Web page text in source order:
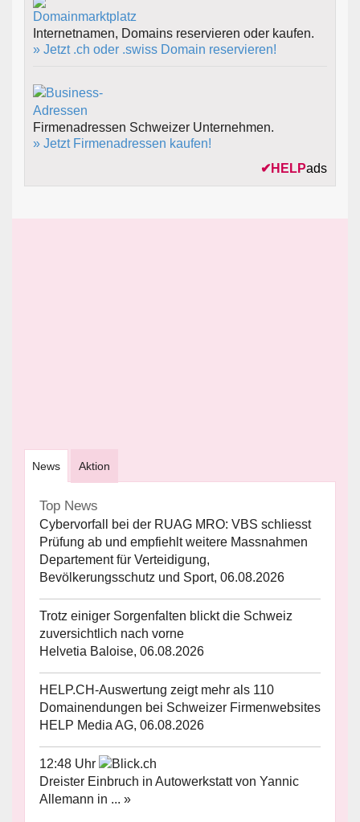
Internetnamen, Domains reservieren oder kaufen.
» Jetzt .ch oder .swiss Domain reservieren!
Firmenadressen Schweizer Unternehmen.
» Jetzt Firmenadressen kaufen!
✔ HELPads
News Aktion
Top News
Cybervorfall bei der RUAG MRO: VBS schliesst
Prüfung ab und empfiehlt weitere Massnahmen
Departement für Verteidigung,
Bevölkerungsschutz und Sport, 06.08.2026
Trotz einiger Sorgenfalten blickt die Schweiz
zuversichtlich nach vorne
Helvetia Baloise, 06.08.2026
HELP.CH-Auswertung zeigt mehr als 110
Domainendungen bei Schweizer Firmenwebsites
HELP Media AG, 06.08.2026
12:48 Uhr
Dreister Einbruch in Autowerkstatt von Yannic
Allemann in ... »